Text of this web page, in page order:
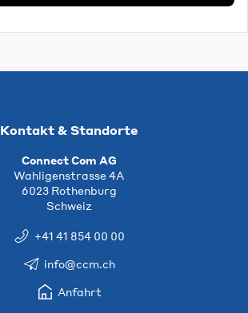
Kontakt & Standorte
Connect Com AG
Wahligenstrasse 4A
6023 Rothenburg
Schweiz
+41 41 854 00 00
info@ccm.ch
Anfahrt